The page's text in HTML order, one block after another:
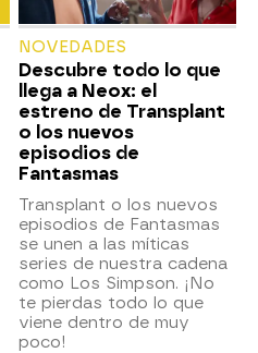
NOVEDADES
Descubre todo lo que
llega a Neox: el
estreno de Transplant
o los nuevos
episodios de
Fantasmas
Transplant o los nuevos
episodios de Fantasmas
se unen a las míticas
series de nuestra cadena
como Los Simpson. ¡No
te pierdas todo lo que
viene dentro de muy
poco!